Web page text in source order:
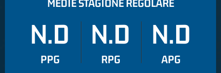
MEDIE STAGIONE REGOLARE
N.D
PPG
N.D
RPG
N.D
APG